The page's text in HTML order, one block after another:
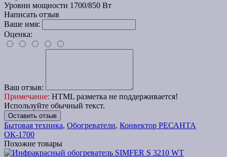
Уровни мощности 1700/850 Вт
Написать отзыв
Ваше имя:
Оценка:
Ваш отзыв:
Примечание: HTML разметка не поддерживается!
Используйте обычный текст.
Оставить отзыв
Бытовая техника, Обогреватели, Конвектор РЕСАНТА
ОК-1700
Похожие товары